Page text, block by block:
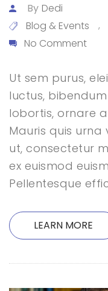
By Dedi
Blog & Events
,
No Comment
Ut sem purus,
luctus, bibendum
lobortis, ornare
Mauris quis
ut, consectetur
ex euismod
Pellentesque
LEARN MORE